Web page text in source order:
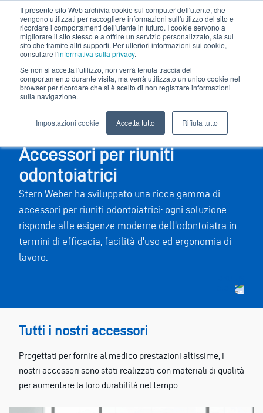
Il presente sito Web archivia cookie sul computer dell'utente, che
vengono utilizzati per raccogliere informazioni sull'utilizzo del sito e
ricordare i comportamenti dell'utente in futuro. I cookie servono a
migliorare il sito stesso e a offrire un servizio personalizzato, sia sul
sito che tramite altri supporti. Per ulteriori informazioni sui cookie,
consultare l'informativa sulla privacy.
Se non si accetta l'utilizzo, non verrà tenuta traccia del
comportamento durante visita, ma verrà utilizzato un unico cookie nel
browser per ricordare che si è scelto di non registrare informazioni
sulla navigazione.
Impostazioni cookie Accetta tutto Rifiuta tutto
Accessori per riuniti
odontoiatrici
Stern Weber ha sviluppato una ricca gamma di
accessori per riuniti odontoiatrici: ogni soluzione
risponde alle esigenze moderne dell'odontoiatra in
termini di efficacia, facilità d'uso ed ergonomia di
lavoro.
Tutti i nostri accessori
Progettati per fornire al medico prestazioni altissime, i
nostri accessori sono stati realizzati con materiali di qualità
per aumentare la loro durabilità nel tempo.